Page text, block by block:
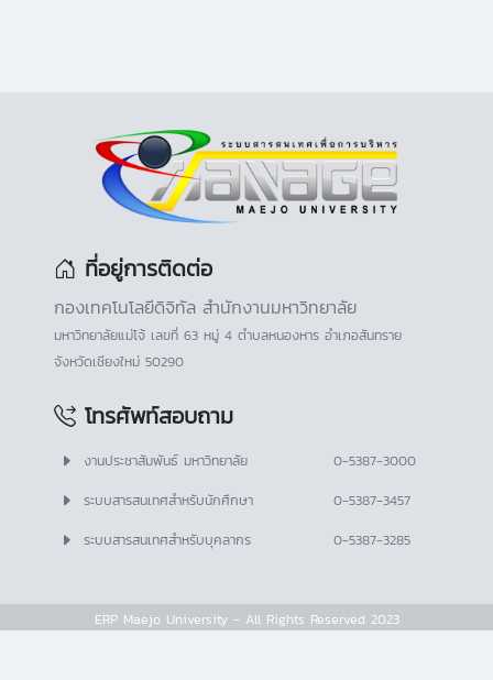
ที่อยู่การติดต่อ
กองเทคโนโลยีดิจิทัล สำนักงานมหาวิทยาลัย
มหาวิทยาลัยแม่โจ้ เลขที่ 63 หมู่ 4 ตำบลหนองหาร อำเภอสันทราย
จังหวัดเชียงใหม่ 50290
โทรศัพท์สอบถาม
งานประชาสัมพันธ์ มหาวิทยาลัย
0-5387-3000
ระบบสารสนเทศสำหรับนักศึกษา
0-5387-3457
ระบบสารสนเทศสำหรับบุคลากร
0-5387-3285
ERP Maejo University - All Rights Reserved 2023